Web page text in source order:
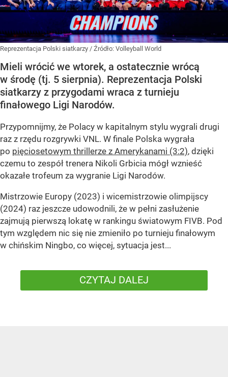
Reprezentacja Polski siatkarzy / Źródło: Volleyball World
Mieli wrócić we wtorek, a ostatecznie wrócą
w środę (tj. 5 sierpnia). Reprezentacja Polski
siatkarzy z przygodami wraca z turnieju
finałowego Ligi Narodów.
Przypomnijmy, że Polacy w kapitalnym stylu wygrali drugi
raz z rzędu rozgrywki VNL. W finale Polska wygrała
po pięciosetowym thrillerze z Amerykanami (3:2), dzięki
czemu to zespół trenera Nikoli Grbicia mógł wznieść
okazałe trofeum za wygranie Ligi Narodów.
Mistrzowie Europy (2023) i wicemistrzowie olimpijscy
(2024) raz jeszcze udowodnili, że w pełni zasłużenie
zajmują pierwszą lokatę w rankingu światowym FIVB. Pod
tym względem nic się nie zmieniło po turnieju finałowym
w chińskim Ningbo, co więcej, sytuacja jest...
CZYTAJ DALEJ